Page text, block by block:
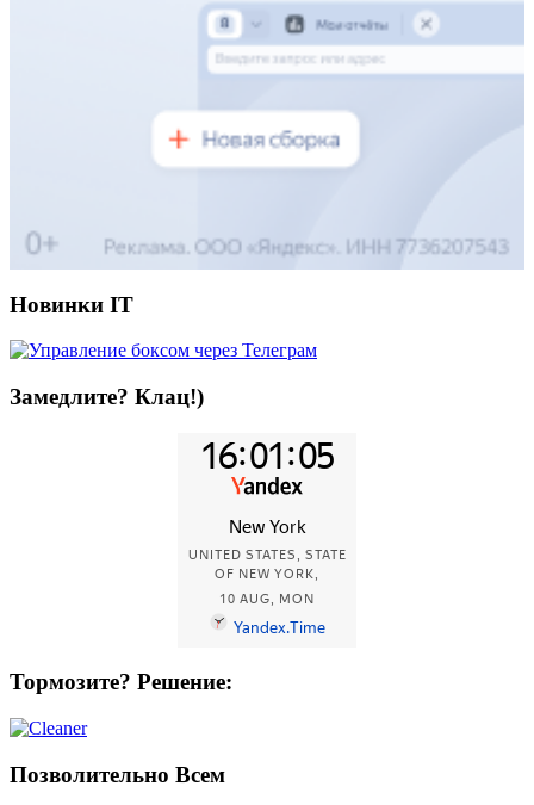
Новинки IT
Замедлите? Клац!)
Тормозите? Решение:
Позволительно Всем